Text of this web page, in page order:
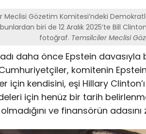
Meclisi Gözetim Komitesi’ndeki
bunlardan biri de 12 Aralık 2025’te Bill
fotoğraf. Temsilciler Meclisi
adı daha önce Epstein
komitenin
için kendisini, eşi Hillary
için henüz bir tarih
ve finansörün